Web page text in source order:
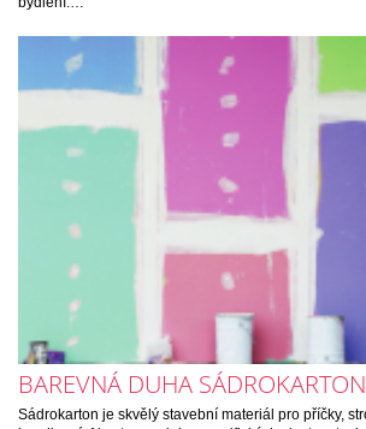
BAREVNÁ DUHA
Sádrokarton je skvělý stavební materiál pro příčky,